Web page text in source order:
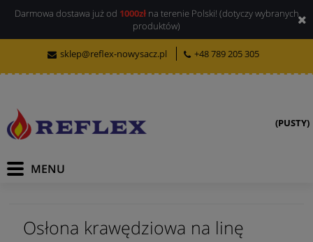
Darmowa dostawa już od 1000złna terenie Polski! (dotyczy wybranych
produktów)
sklep@reflex-nowysacz.pl +48 789 205 305
(PUSTY)
Osłona krawędziowa na linę